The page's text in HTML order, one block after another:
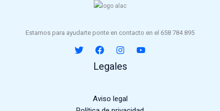
Estamos para ayudarte ponte en contacto en el 658 784 895
Legales
Aviso legal